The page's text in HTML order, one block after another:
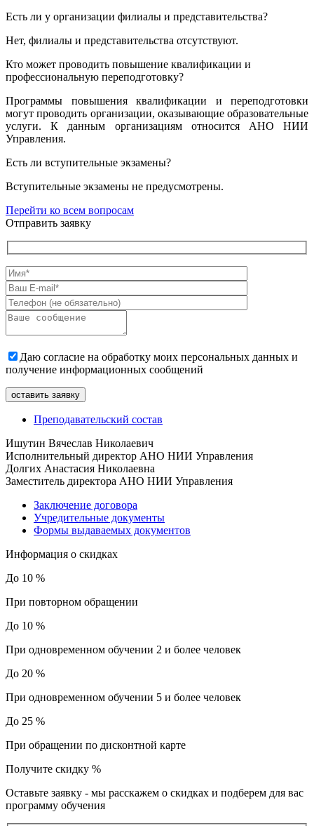
Есть ли у организации филиалы и представительства?
Нет, филиалы и представительства отсутствуют.
Кто может проводить повышение квалификации и
профессиональную переподготовку?
Программы повышения квалификации и переподготовки
могут проводить организации, оказывающие образовательные
услуги. К данным организациям относится АНО НИИ
Управления.
Есть ли вступительные экзамены?
Вступительные экзамены не предусмотрены.
Перейти ко всем вопросам
Отправить заявку
Даю согласие на обработку моих персональных данных и
получение информационных сообщений
Преподавательский состав
Ишутин Вячеслав Николаевич
Исполнительный директор АНО НИИ Управления
Долгих Анастасия Николаевна
Заместитель директора АНО НИИ Управления
Заключение договора
Учредительные документы
Формы выдаваемых документов
Информация о скидках
До 10 %
При повторном обращении
До 10 %
При одновременном обучении 2 и более человек
До 20 %
При одновременном обучении 5 и более человек
До 25 %
При обращении по дисконтной карте
Получите скидку %
Оставьте заявку - мы расскажем о скидках и подберем для вас
программу обучения